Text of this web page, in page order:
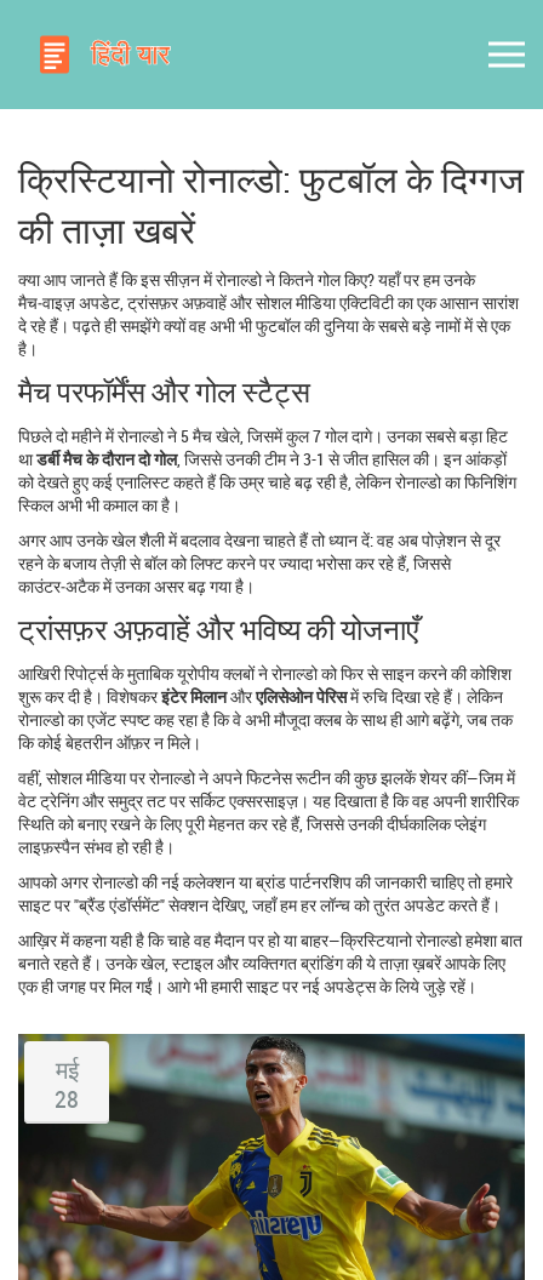
क्रिस्टियानो रोनाल्डो: फुटबॉल के दिग्गज
की ताज़ा खबरें
क्या आप जानते हैं कि इस सीज़न में रोनाल्डो ने कितने गोल किए? यहाँ पर हम उनके
मैच‑वाइज़ अपडेट, ट्रांसफ़र अफ़वाहें और सोशल मीडिया एक्टिविटी का एक आसान सारांश
दे रहे हैं। पढ़ते ही समझेंगे क्यों वह अभी भी फुटबॉल की दुनिया के सबसे बड़े नामों में से एक
है।
मैच परफॉर्मेंस और गोल स्टैट्स
पिछले दो महीने में रोनाल्डो ने 5 मैच खेले, जिसमें कुल 7 गोल दागे। उनका सबसे बड़ा हिट
थाडर्बी मैच के दौरान दो गोल, जिससे उनकी टीम ने 3-1 से जीत हासिल की। इन आंकड़ों
को देखते हुए कई एनालिस्ट कहते हैं कि उम्र चाहे बढ़ रही है, लेकिन रोनाल्डो का फिनिशिंग
स्किल अभी भी कमाल का है।
अगर आप उनके खेल शैली में बदलाव देखना चाहते हैं तो ध्यान दें: वह अब पोज़ेशन से दूर
रहने के बजाय तेज़ी से बॉल को लिफ्ट करने पर ज्यादा भरोसा कर रहे हैं, जिससे
काउंटर‑अटैक में उनका असर बढ़ गया है।
ट्रांसफ़र अफ़वाहें और भविष्य की योजनाएँ
आखिरी रिपोर्ट्स के मुताबिक यूरोपीय क्लबों ने रोनाल्डो को फिर से साइन करने की कोशिश
शुरू कर दी है। विशेषकरइंटेर मिलानऔरएलिसेओन पेरिसमें रुचि दिखा रहे हैं। लेकिन
रोनाल्डो का एजेंट स्पष्ट कह रहा है कि वे अभी मौजूदा क्लब के साथ ही आगे बढ़ेंगे, जब तक
कि कोई बेहतरीन ऑफ़र न मिले।
वहीं, सोशल मीडिया पर रोनाल्डो ने अपने फिटनेस रूटीन की कुछ झलकें शेयर कीं—जिम में
वेट ट्रेनिंग और समुद्र तट पर सर्किट एक्सरसाइज़। यह दिखाता है कि वह अपनी शारीरिक
स्थिति को बनाए रखने के लिए पूरी मेहनत कर रहे हैं, जिससे उनकी दीर्घकालिक प्लेइंग
लाइफ़स्पैन संभव हो रही है।
आपको अगर रोनाल्डो की नई कलेक्शन या ब्रांड पार्टनरशिप की जानकारी चाहिए तो हमारे
साइट पर "ब्रैंड एंडॉर्समेंट" सेक्शन देखिए, जहाँ हम हर लॉन्च को तुरंत अपडेट करते हैं।
आख़िर में कहना यही है कि चाहे वह मैदान पर हो या बाहर—क्रिस्टियानो रोनाल्डो हमेशा बात
बनाते रहते हैं। उनके खेल, स्टाइल और व्यक्तिगत ब्रांडिंग की ये ताज़ा ख़बरें आपके लिए
एक ही जगह पर मिल गईं। आगे भी हमारी साइट पर नई अपडेट्स के लिये जुड़े रहें।
मई
28